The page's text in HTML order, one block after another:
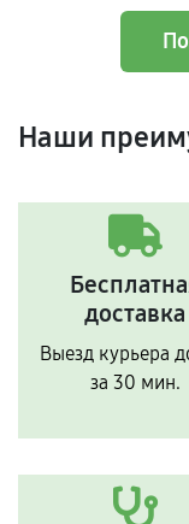
Наши
доставка
Выезд курьера
за 30 мин.